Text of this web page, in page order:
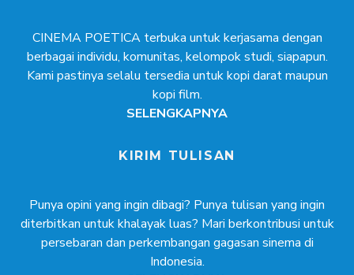
CINEMA POETICA terbuka untuk kerjasama dengan
berbagai individu, komunitas, kelompok studi, siapapun.
Kami pastinya selalu tersedia untuk kopi darat maupun
kopi film.
SELENGKAPNYA
KIRIM TULISAN
Punya opini yang ingin dibagi? Punya tulisan yang ingin
diterbitkan untuk khalayak luas? Mari berkontribusi untuk
persebaran dan perkembangan gagasan sinema di
Indonesia.